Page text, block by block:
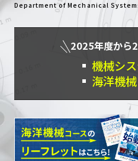
Department of Mechanical
2025年度から
機械シ
海洋機械